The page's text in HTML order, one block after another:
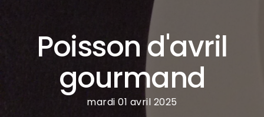
Poisson d'avril
gourmand
mardi 01 avril 2025